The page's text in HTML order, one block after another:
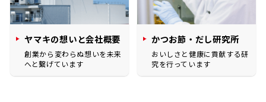
新鮮一番 『氷熟®』
ヤマキの想いと会社概要
創業から変わらぬ想いを未来
へと繋げています
かつお節・だし研究所
おいしさと健康に貢献する研
究を行っています